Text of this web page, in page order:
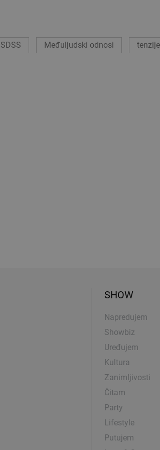
SDSS Međuljudski odnosi tenzije
SHOW
Napredujem
Showbiz
Uređujem
Kultura
Zanimljivosti
Čitam
Party
Lifestyle
Putujem